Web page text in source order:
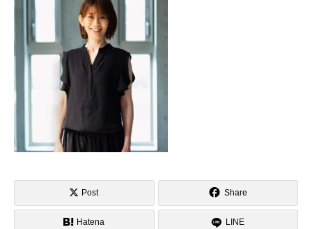
Post Share
Hatena LINE